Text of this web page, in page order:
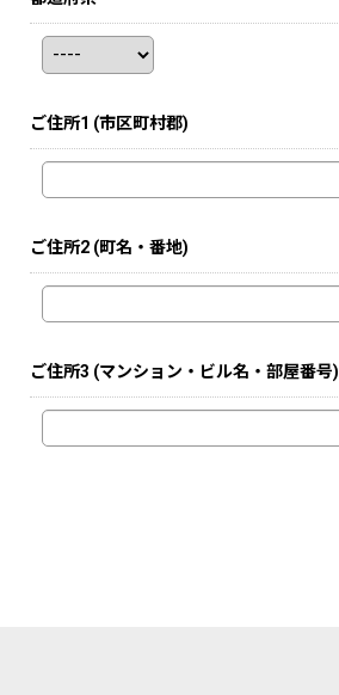
ご住所1 (市区町村郡)
ご住所2 (町名・番地)
ご住所3 (マンション・ビル名・部屋番号)